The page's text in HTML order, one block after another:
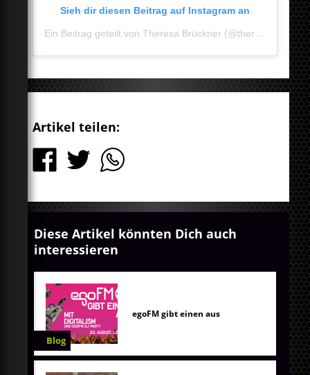
Sieh dir diesen Beitrag auf Instagram an
Artikel teilen:
Diese Artikel könnten Dich auch
interessieren
Blog
egoFM gibt einen aus